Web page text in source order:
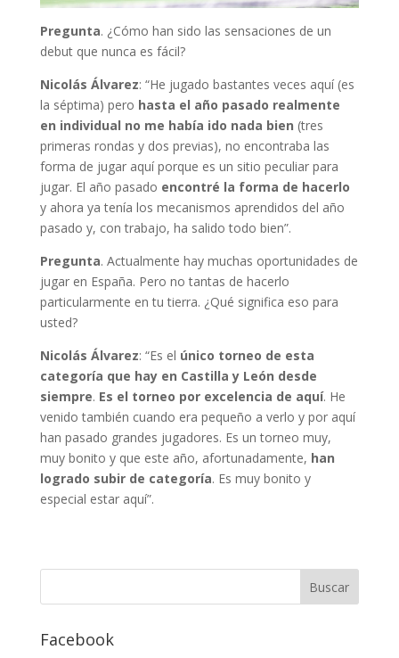
Pregunta. ¿Cómo han sido las sensaciones de un
debut que nunca es fácil?
Nicolás Álvarez: “He jugado bastantes veces aquí (es
la séptima) pero hasta el año pasado realmente
en individual no me había ido nada bien (tres
primeras rondas y dos previas), no encontraba las
forma de jugar aquí porque es un sitio peculiar para
jugar. El año pasado encontré la forma de hacerlo
y ahora ya tenía los mecanismos aprendidos del año
pasado y, con trabajo, ha salido todo bien”.
Pregunta. Actualmente hay muchas oportunidades de
jugar en España. Pero no tantas de hacerlo
particularmente en tu tierra. ¿Qué significa eso para
usted?
Nicolás Álvarez: “Es el único torneo de esta
categoría que hay en Castilla y León desde
siempre. Es el torneo por excelencia de aquí. He
venido también cuando era pequeño a verlo y por aquí
han pasado grandes jugadores. Es un torneo muy,
muy bonito y que este año, afortunadamente, han
logrado subir de categoría. Es muy bonito y
especial estar aquí”.
Facebook